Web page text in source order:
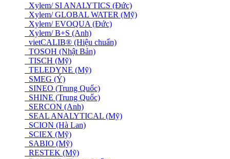
Xylem/ SI ANALYTICS (Đức)
Xylem/ GLOBAL WATER (Mỹ)
Xylem/ EVOQUA (Đức)
Xylem/ B+S (Anh)
vietCALIB® (Hiệu chuẩn)
TOSOH (Nhật Bản)
TISCH (Mỹ)
TELEDYNE (Mỹ)
SMEG (Ý)
SINEO (Trung Quốc)
SHINE (Trung Quốc)
SERCON (Anh)
SEAL ANALYTICAL (Mỹ)
SCION (Hà Lan)
SCIEX (Mỹ)
SABIO (Mỹ)
RESTEK (Mỹ)